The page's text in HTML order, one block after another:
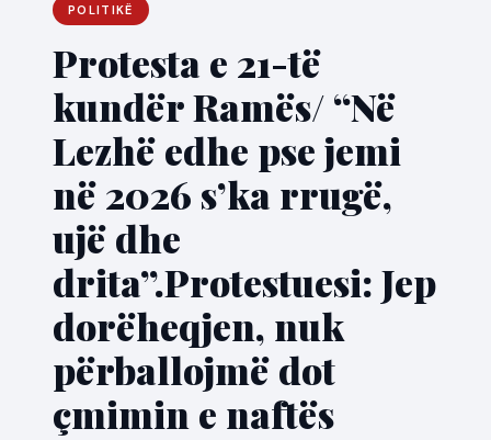
POLITIKË
Protesta e 21-të
kundër Ramës/ “Në
Lezhë edhe pse jemi
në 2026 s’ka rrugë,
ujë dhe
drita”.Protestuesi: Jep
dorëheqjen, nuk
përballojmë dot
çmimin e naftës